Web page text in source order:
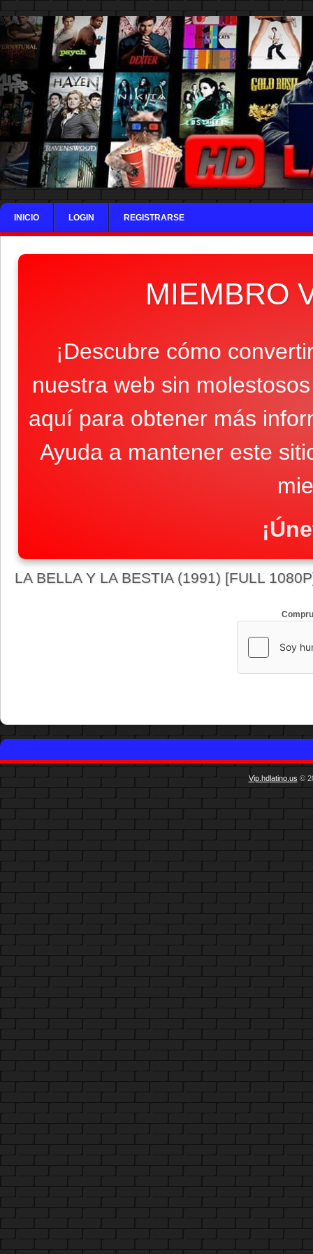
INICIO LOGIN REGISTRARSE
MIEMBRO
¡Descubre cómo
nuestra web sin
aquí para obtener más
Ayuda a mantener este
LA BELLA Y LA BESTIA (1991) [FULL
Vip.hdlatino.us©